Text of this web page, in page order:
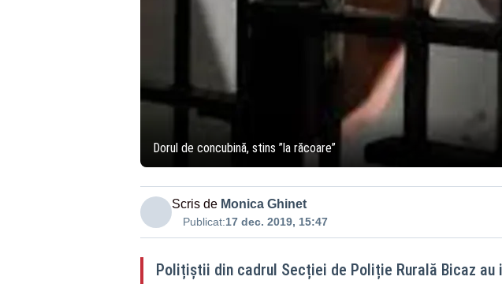
Dorul de concubină, stins ”la răcoare”
Scris de Monica Ghinet
Publicat:17 dec. 2019, 15:47
Polițiștii din cadrul Secției de Poliție Rurală Bicaz